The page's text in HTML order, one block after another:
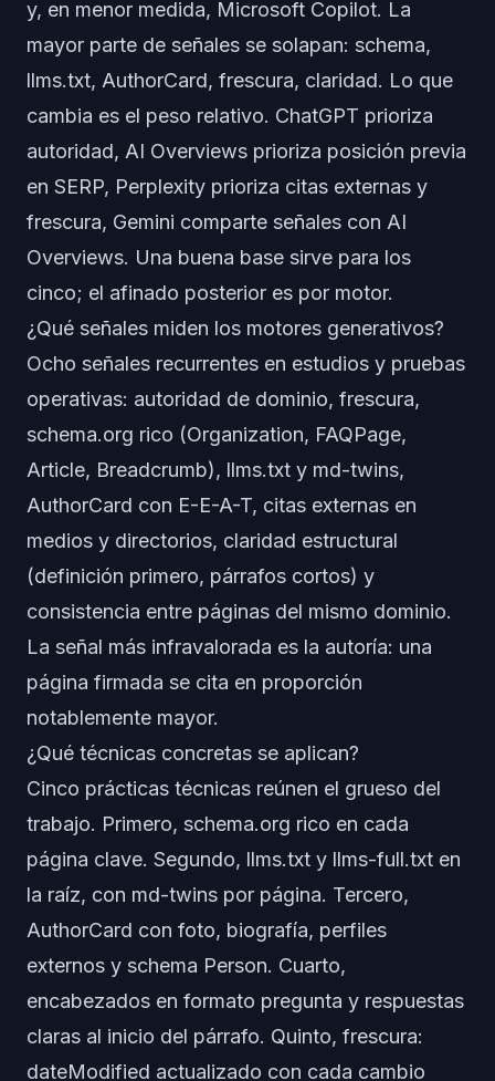
y, en menor medida, Microsoft Copilot. La
mayor parte de señales se solapan: schema,
llms.txt, AuthorCard, frescura, claridad. Lo que
cambia es el peso relativo. ChatGPT prioriza
autoridad, AI Overviews prioriza posición previa
en SERP, Perplexity prioriza citas externas y
frescura, Gemini comparte señales con AI
Overviews. Una buena base sirve para los
cinco; el afinado posterior es por motor.
¿Qué señales miden los motores generativos?
Ocho señales recurrentes en estudios y pruebas
operativas: autoridad de dominio, frescura,
schema.org rico (Organization, FAQPage,
Article, Breadcrumb), llms.txt y md-twins,
AuthorCard con E-E-A-T, citas externas en
medios y directorios, claridad estructural
(definición primero, párrafos cortos) y
consistencia entre páginas del mismo dominio.
La señal más infravalorada es la autoría: una
página firmada se cita en proporción
notablemente mayor.
¿Qué técnicas concretas se aplican?
Cinco prácticas técnicas reúnen el grueso del
trabajo. Primero, schema.org rico en cada
página clave. Segundo, llms.txt y llms-full.txt en
la raíz, con md-twins por página. Tercero,
AuthorCard con foto, biografía, perfiles
externos y schema Person. Cuarto,
encabezados en formato pregunta y respuestas
claras al inicio del párrafo. Quinto, frescura:
dateModified actualizado con cada cambio